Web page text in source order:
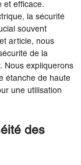
et efficace.
la sécurité
souvent
article, nous
de la
Nous expliquerons
étanche de haute
une utilisation
des